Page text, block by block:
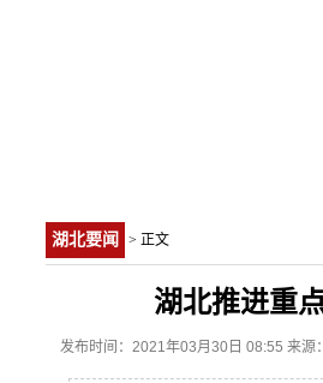
湖北要闻 > 正文
湖北推进重
发布时间：2021年03月30日 08:55 来源